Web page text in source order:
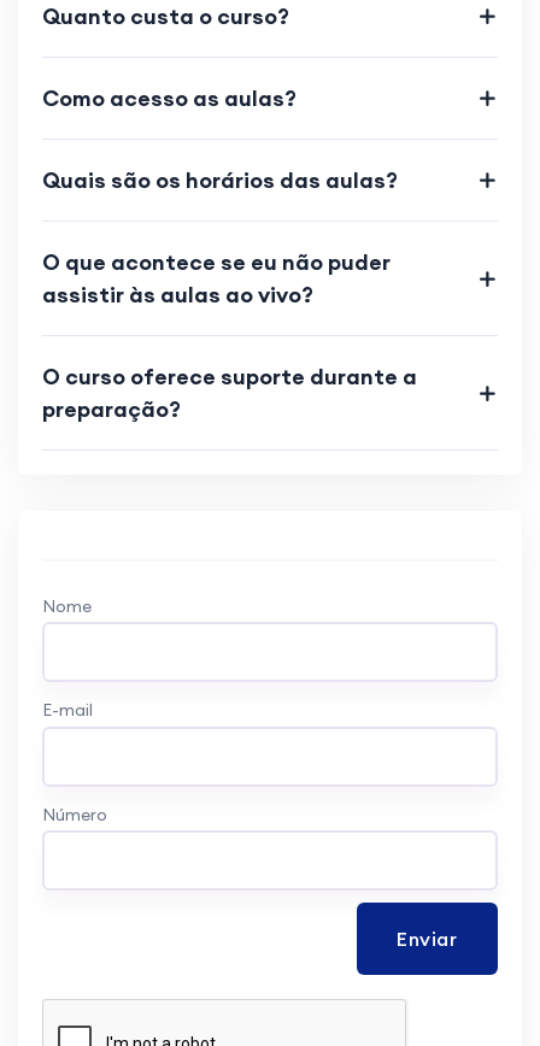
Quanto custa o curso?
Como acesso as aulas?
Quais são os horários das aulas?
O que acontece se eu não puder
assistir às aulas ao vivo?
O curso oferece suporte durante a
preparação?
Nome
E-mail
Número
Enviar